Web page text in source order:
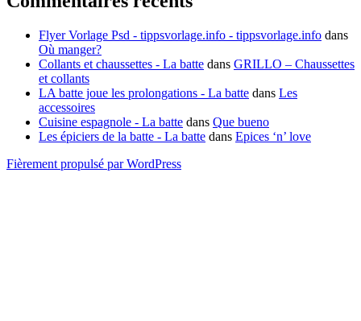
Flyer Vorlage Psd - tippsvorlage.info - tippsvorlage.info dans
Où manger?
Collants et chaussettes - La batte dans GRILLO – Chaussettes
et collants
LA batte joue les prolongations - La batte dans Les
accessoires
Cuisine espagnole - La batte dans Que bueno
Les épiciers de la batte - La batte dans Epices ‘n’ love
Fièrement propulsé par WordPress